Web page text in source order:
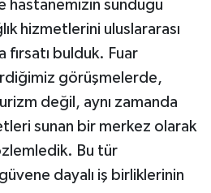
hastanemizin sunduğu
hizmetlerini uluslararası
fırsatı bulduk. Fuar
görüşmelerde,
değil, aynı zamanda
sunan bir merkez olarak
Bu tür
dayalı iş birliklerinin